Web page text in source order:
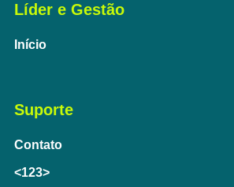
Líder e Gestão
Início
Suporte
Contato
<123>